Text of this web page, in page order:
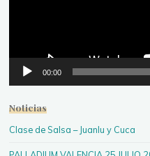
00:00
Noticias
Clase de Salsa – Juanlu y Cuca